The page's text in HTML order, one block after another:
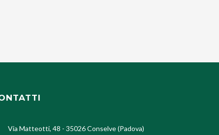
Via Matteotti, 48 - 35026 Conselve (Padova)